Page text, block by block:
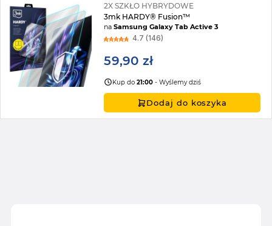
2X SZKŁO HYBRYDOWE
3mk HARDY® Fusion™
naSamsung Galaxy Tab Active 3
4.7 (146)
59,90 zł
Kup do21:00 - Wyślemy dziś
Dodaj do koszyka